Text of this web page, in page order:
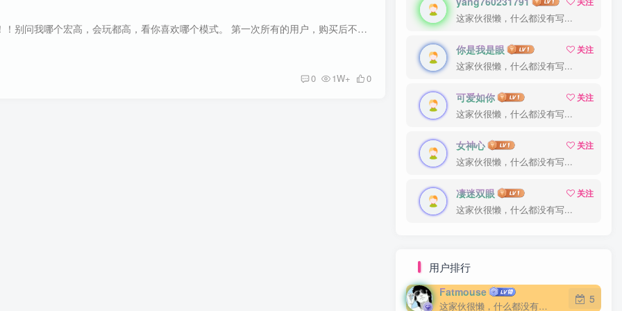
剑灵风拳卡刀宏，自己测试伤害！！别问我哪个宏高，会玩都高，看你喜欢哪个模式。 第一次所有的用户，购买后不会使用，请联系站长，或者加群咨询。 [product id='496'][/product] [infobg class...
0 1W+ 0
这家伙很懒，什么都没有写...
你是我是眼
关注
这家伙很懒，什么都没有写...
可爱如你
关注
这家伙很懒，什么都没有写...
女神心
关注
这家伙很懒，什么都没有写...
凄迷双眼
关注
这家伙很懒，什么都没有写...
用户排行
Fatmouse
这家伙很懒，什么都没有写...
5